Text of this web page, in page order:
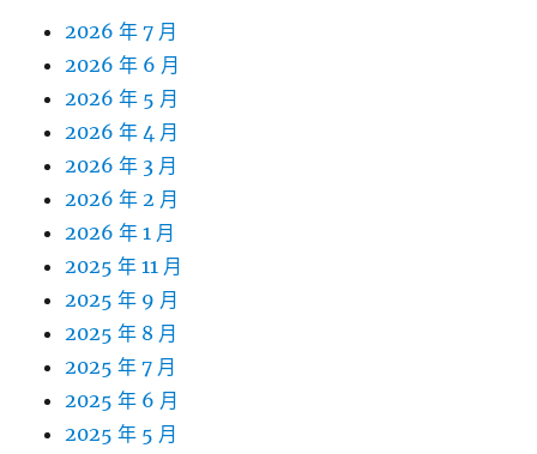
2026 年 7 月
2026 年 6 月
2026 年 5 月
2026 年 4 月
2026 年 3 月
2026 年 2 月
2026 年 1 月
2025 年 11 月
2025 年 9 月
2025 年 8 月
2025 年 7 月
2025 年 6 月
2025 年 5 月